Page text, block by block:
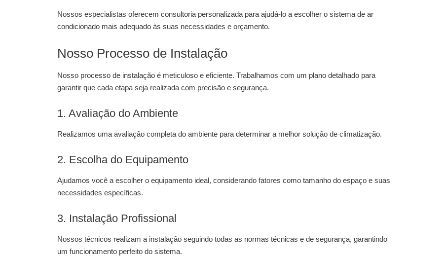
Nossos especialistas oferecem consultoria personalizada para ajudá-lo a escolher o sistema de ar
condicionado mais adequado às suas necessidades e orçamento.
Nosso Processo de Instalação
Nosso processo de instalação é meticuloso e eficiente. Trabalhamos com um plano detalhado para
garantir que cada etapa seja realizada com precisão e segurança.
1. Avaliação do Ambiente
Realizamos uma avaliação completa do ambiente para determinar a melhor solução de climatização.
2. Escolha do Equipamento
Ajudamos você a escolher o equipamento ideal, considerando fatores como tamanho do espaço e suas
necessidades específicas.
3. Instalação Profissional
Nossos técnicos realizam a instalação seguindo todas as normas técnicas e de segurança, garantindo
um funcionamento perfeito do sistema.